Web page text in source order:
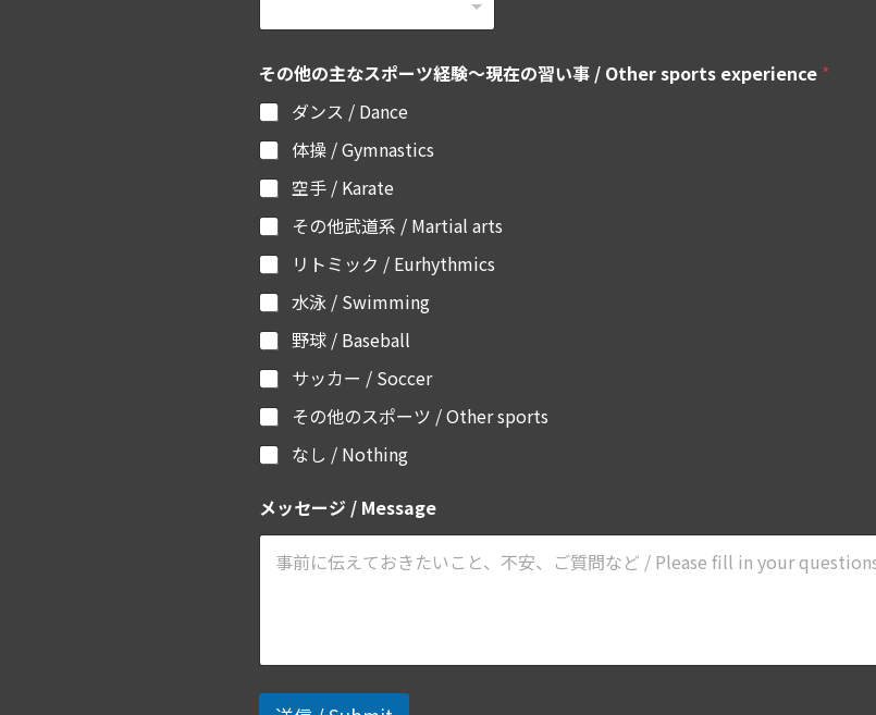
その他の主なスポーツ経験～現在の習い事 / Other sports experience *
ダンス / Dance
体操 / Gymnastics
空手 / Karate
その他武道系 / Martial arts
リトミック / Eurhythmics
水泳 / Swimming
野球 / Baseball
サッカー / Soccer
その他のスポーツ / Other sports
なし / Nothing
メッセージ / Message